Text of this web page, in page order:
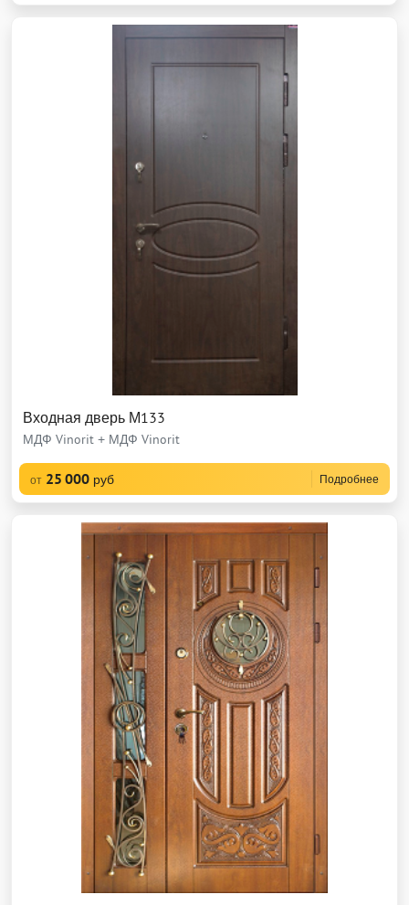
Входная дверь М133
МДФ Vinorit + МДФ Vinorit
от 25 000 руб Подробнее